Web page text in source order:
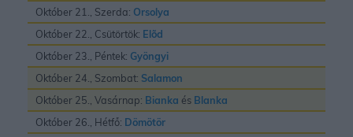
Október 21., Szerda: Orsolya
Október 22., Csütörtök: Elõd
Október 23., Péntek: Gyöngyi
Október 24., Szombat: Salamon
Október 25., Vasárnap: Bianka és Blanka
Október 26., Hétfő: Dömötör